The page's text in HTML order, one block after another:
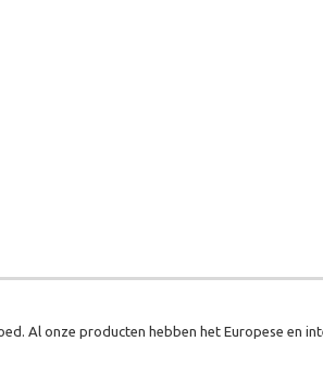
Al onze producten hebben het Europese en